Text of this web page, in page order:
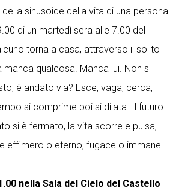
della sinusoide della vita di una persona
di un martedì sera alle 7.00 del
torna a casa, attraverso il solito
qualcosa. Manca lui. Non si
è andato via? Esce, vaga, cerca,
si comprime poi si dilata. Il futuro
si è fermato, la vita scorre e pulsa,
effimero o eterno, fugace o immane.
nella Sala del Cielo del Castello